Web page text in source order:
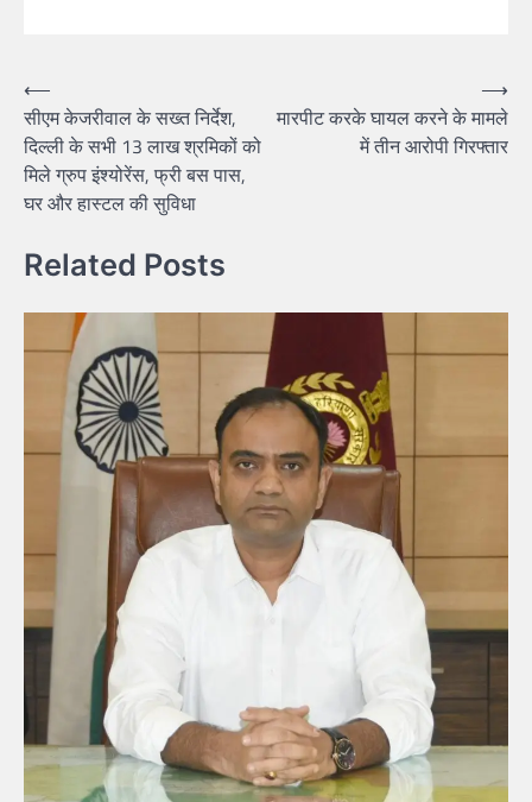
⟵
सीएम केजरीवाल के सख्त निर्देश,
दिल्ली के सभी 13 लाख श्रमिकों को
मिले ग्रुप इंश्योरेंस, फ्री बस पास,
घर और हास्टल की सुविधा
मारपीट करके घायल करने के मामले
में तीन आरोपी गिरफ्तार
⟶
Related Posts